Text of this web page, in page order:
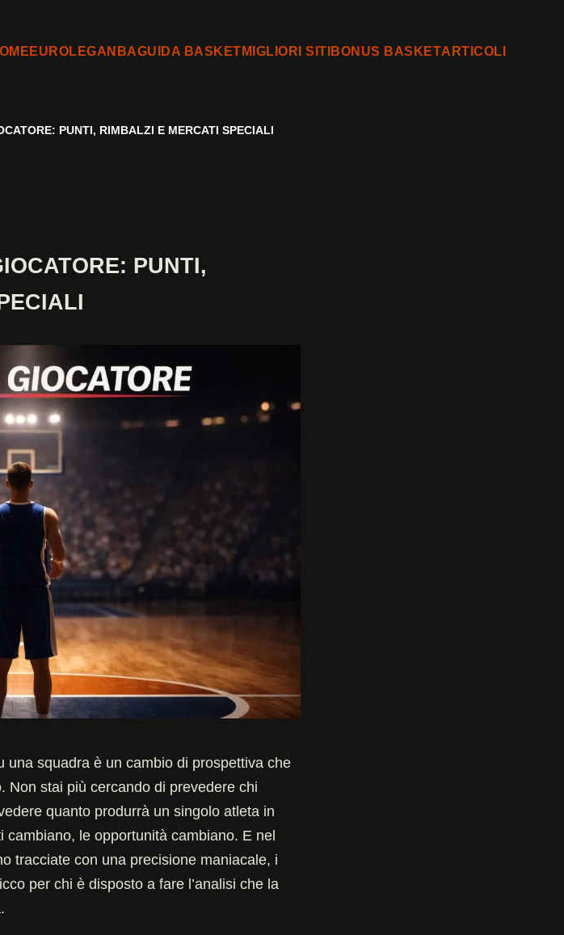
EUROLEGA NBAGUIDA BASKET MIGLIORI SITI BONUS BASKETARTICOLI
PUNTI, RIMBALZI E MERCATI SPECIALI
PUNTI,
una squadra è un cambio di prospettiva che
Non stai più cercando di prevedere chi
quanto produrrà un singolo atleta in
le opportunità cambiano. E nel
tracciate con una precisione maniacale, i
per chi è disposto a fare l’analisi che la